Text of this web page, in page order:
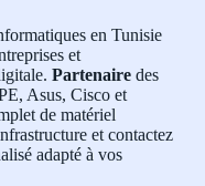
en Tunisie
et
Partenaire des
Asus, Cisco et
de matériel
et contactez
adapté à vos